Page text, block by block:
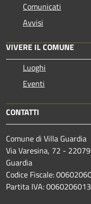
Comunicati
Avvisi
VIVERE IL COMUNE
Luoghi
Eventi
CONTATTI
Comune di Villa Guardia
Via Varesina, 72 -
Guardia
Codice Fiscale:
Partita IVA: